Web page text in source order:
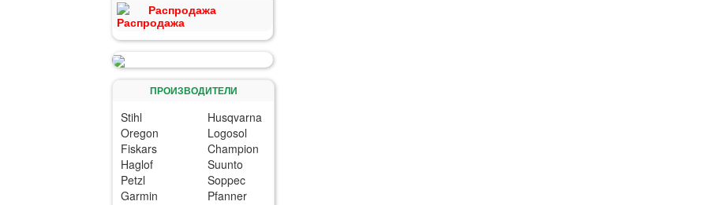
Распродажа
ПРОИЗВОДИТЕЛИ
Stihl
Husqvarna
Oregon
Logosol
Fiskars
Champion
Haglof
Suunto
Petzl
Soppec
Garmin
Pfanner